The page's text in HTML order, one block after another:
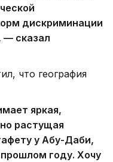
дискриминации
— сказал
что география
яркая,
растущая
у Абу-Даби,
прошлом году. Хочу